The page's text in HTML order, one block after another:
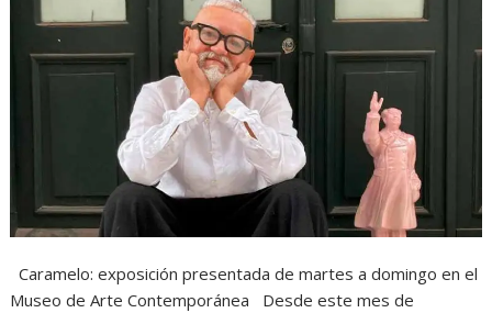
Caramelo: exposición presentada de martes a domingo en el
Museo de Arte Contemporánea Desde este mes de